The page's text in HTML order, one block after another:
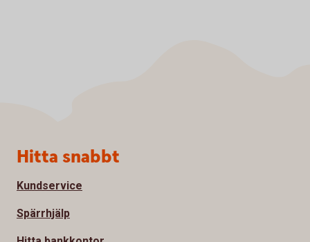
Sidfot
Hitta snabbt
Kundservice
Spärrhjälp